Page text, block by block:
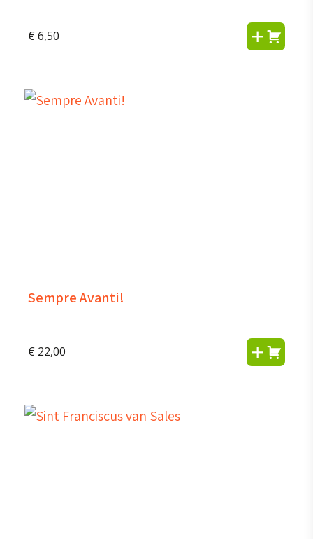
€ 6,50
Sempre Avanti!
€ 22,00